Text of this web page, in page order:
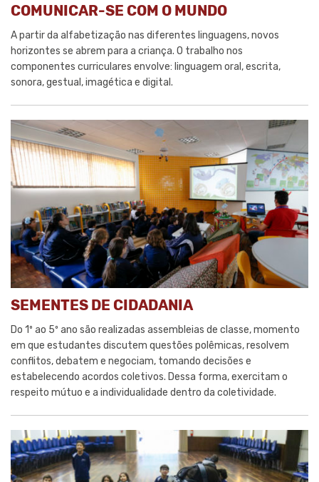
COMUNICAR-SE COM O MUNDO
A partir da alfabetização nas diferentes linguagens, novos
horizontes se abrem para a criança. O trabalho nos
componentes curriculares envolve: linguagem oral, escrita,
sonora, gestual, imagética e digital.
SEMENTES DE CIDADANIA
Do 1º ao 5º ano são realizadas assembleias de classe, momento
em que estudantes discutem questões polêmicas, resolvem
conflitos, debatem e negociam, tomando decisões e
estabelecendo acordos coletivos. Dessa forma, exercitam o
respeito mútuo e a individualidade dentro da coletividade.